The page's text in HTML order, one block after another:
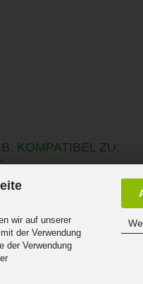
wir auf unserer
der Verwendung
der Verwendung
KOMPATIBEL ZU: